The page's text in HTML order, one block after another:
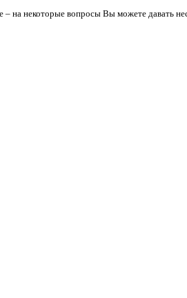
– на некоторые вопросы Вы можете давать